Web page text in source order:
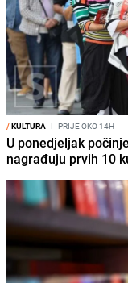
/KULTURA I PRIJE OKO 14H
U ponedjeljak
nagrađuju prvih 10